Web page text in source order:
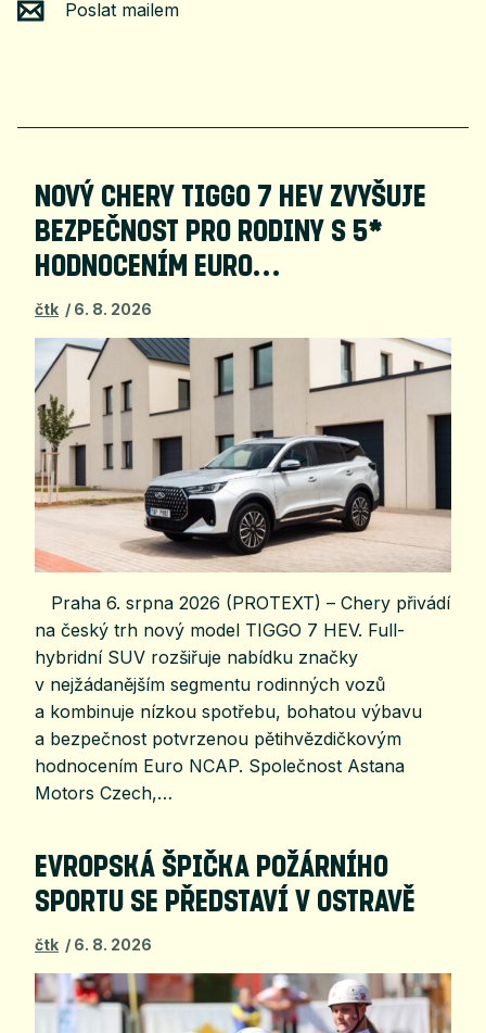
Poslat mailem
NOVÝ CHERY TIGGO 7 HEV ZVYŠUJE
BEZPEČNOST PRO RODINY S 5*
HODNOCENÍM EURO…
čtk 6. 8. 2026
Praha 6. srpna 2026 (PROTEXT) – Chery přivádí
na český trh nový model TIGGO 7 HEV. Full-
hybridní SUV rozšiřuje nabídku značky
v nejžádanějším segmentu rodinných vozů
a kombinuje nízkou spotřebu, bohatou výbavu
a bezpečnost potvrzenou pětihvězdičkovým
hodnocením Euro NCAP. Společnost Astana
Motors Czech,…
EVROPSKÁ ŠPIČKA POŽÁRNÍHO
SPORTU SE PŘEDSTAVÍ V OSTRAVĚ
čtk 6. 8. 2026